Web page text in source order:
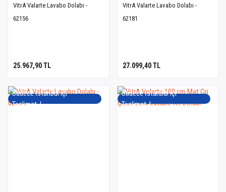
VitrA Valarte Lavabo Dolabı -
62156
25.967,90 TL
VitrA Valarte Lavabo Dolabı -
62181
27.099,40 TL
Sadece İstanbul içi
Teslimat..!
Sadece İstanbul içi
Teslimat..!